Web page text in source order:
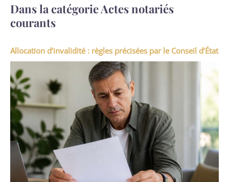
Dans la catégorie Actes notariés
courants
Allocation d’invalidité : règles précisées par le Conseil d’État